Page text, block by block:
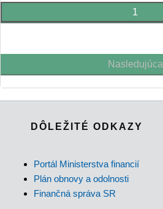
1
Nasledujúca
DÔLEŽITÉ ODKAZY
Portál Ministerstva financií
Plán obnovy a odolnosti
Finančná správa SR